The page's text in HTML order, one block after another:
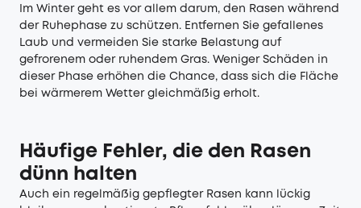
Im Winter geht es vor allem darum, den Rasen während
der Ruhephase zu schützen. Entfernen Sie gefallenes
Laub und vermeiden Sie starke Belastung auf
gefrorenem oder ruhendem Gras. Weniger Schäden in
dieser Phase erhöhen die Chance, dass sich die Fläche
bei wärmerem Wetter gleichmäßig erholt.
Häufige Fehler, die den Rasen
dünn halten
Auch ein regelmäßig gepflegter Rasen kann lückig